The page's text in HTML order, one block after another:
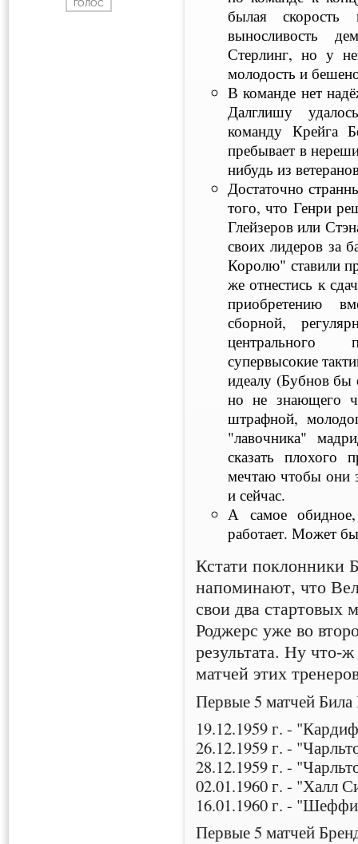
былая
выносливость
Стерлинг, но у
молодость и
В команде нет
Далглишу
команду Крейга
пребывает в
нибудь из
Достаточно
того, что Генри
Глейзеров или
своих лидеров за
Королю" ставили
же отнестись к
приобретению
сборной,
центрального
супервысокие
идеалу (Бубнов бы
но не знающего
штрафной,
"лавочника"
сказать плохого
мечтаю чтобы они
и сейчас.
А самое
работает. Может
Кстати поклонники
напоминают, что
свои два стартовых
Роджерс уже во
результата. Ну что-
матчей этих
Первые 5 матчей
19.12.1959 г. -
26.12.1959 г. -
28.12.1959 г. -
02.01.1960 г. - "Халл
16.01.1960 г. -
Первые 5 матчей